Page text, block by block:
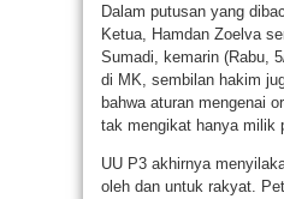
Dalam putusan yang
Ketua, Hamdan Zoelva
Sumadi, kemarin (Rabu,
di MK, sembilan hakim
bahwa aturan mengenai
tak mengikat hanya milik
UU P3 akhirnya
oleh dan untuk rakyat.